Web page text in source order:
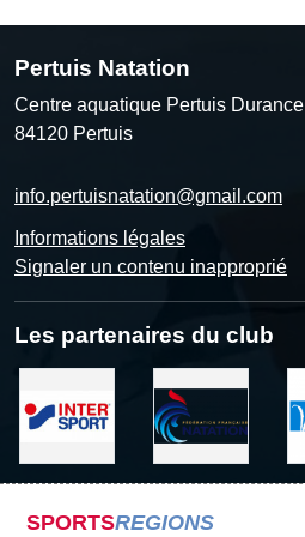
Pertuis Natation
Centre aquatique Pertuis
84120 Pertuis
info.pertuisnatation@gmail.com
Informations légales
Signaler un contenu inapproprié
Les partenaires du club
SPORTSREGIONS